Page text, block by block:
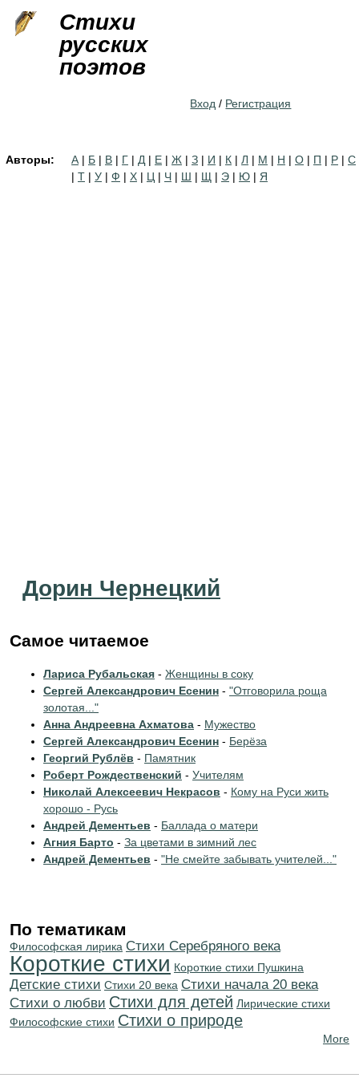
Стихи
русских
поэтов
Вход / Регистрация
Авторы: А | Б | В | Г | Д | Е | Ж | З | И | К | Л | М | Н | О | П | Р | С
| Т | У | Ф | Х | Ц | Ч | Ш | Щ | Э | Ю | Я
Дорин Чернецкий
Самое читаемое
Лариса Рубальская - Женщины в соку
Сергей Александрович Есенин - "Отговорила роща
золотая..."
Анна Андреевна Ахматова - Мужество
Сергей Александрович Есенин - Берёза
Георгий Рублёв - Памятник
Роберт Рождественский - Учителям
Николай Алексеевич Некрасов - Кому на Руси жить
хорошо - Русь
Андрей Дементьев - Баллада о матери
Агния Барто - За цветами в зимний лес
Андрей Дементьев - "Не смейте забывать учителей..."
По тематикам
Философская лирика Cтихи Серебряного века
Короткие стихи Короткие стихи Пушкина
Детские стихи Стихи 20 века Cтихи начала 20 века
Стихи о любви Стихи для детей Лирические стихи
Философские стихи Стихи о природе
More